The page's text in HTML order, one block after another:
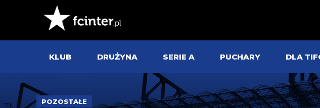
KLUB DRUŻYNA SERIE A PUCHARY DLA
POZOSTAŁE